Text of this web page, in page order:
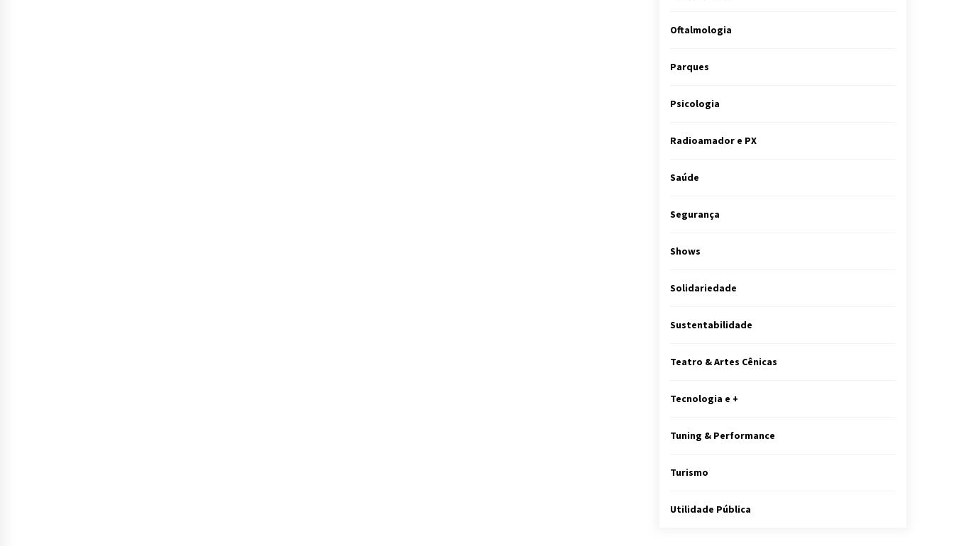
Oftalmologia
Parques
Psicologia
Radioamador e PX
Saúde
Segurança
Shows
Solidariedade
Sustentabilidade
Teatro & Artes Cênicas
Tecnologia e +
Tuning & Performance
Turismo
Utilidade Pública